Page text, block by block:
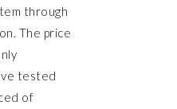
through
The price
tested
of